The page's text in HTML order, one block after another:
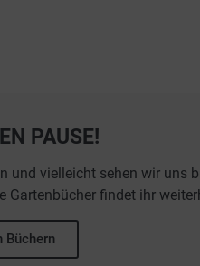
PAUSE!
und vielleicht sehen wir uns
findet ihr
Büchern